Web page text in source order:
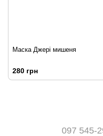
Маска Джері мишеня
280 грн
097 545-